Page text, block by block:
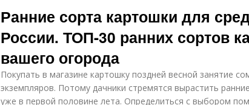
Ранние сорта картошки для
России. ТОП-30 ранних сортов
вашего огорода
Покупать в магазине картошку поздней весной занятие
экземпляров. Потому дачники стремятся вырастить
уже в первой половине лета. Определиться с выбором